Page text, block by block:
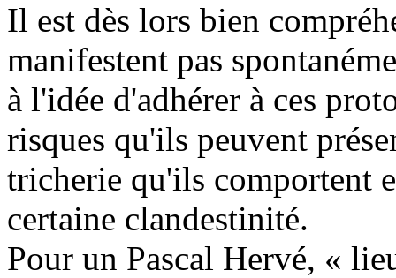
Il est dès lors bien
manifestent pas
à l'idée d'adhérer à ces
risques qu'ils peuvent
tricherie qu'ils comportent
certaine clandestinité.
Pour un Pascal Hervé, «